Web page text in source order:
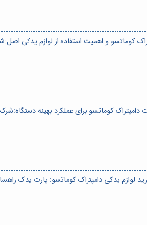
کوماتسو و اهمیت استفاده از لوازم یدکی
کوماتسو برای عملکرد بهینه
لوازم یدکی دامپتراک کوماتسو: پارت یدک